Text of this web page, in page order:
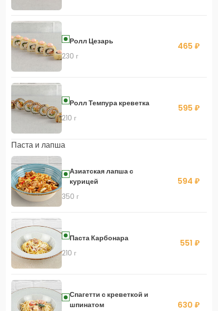
Ролл Цезарь
230 г
465 ₽
Ролл Темпура креветка
210 г
595 ₽
Паста и лапша
Азиатская лапша с
курицей
350 г
594 ₽
Паста Карбонара
210 г
551 ₽
Спагетти с креветкой и
шпинатом
630 ₽